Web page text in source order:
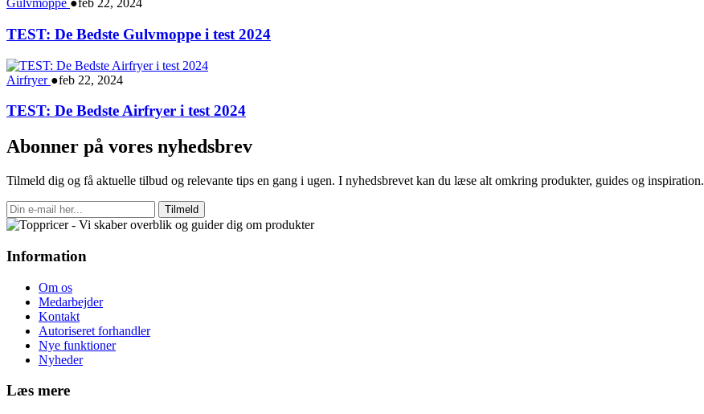
Gulvmoppe ●feb 22, 2024
TEST: De Bedste Gulvmoppe i test 2024
Airfryer ●feb 22, 2024
TEST: De Bedste Airfryer i test 2024
Abonner på vores nyhedsbrev
Tilmeld dig og få aktuelle tilbud og relevante tips en gang i ugen. I nyhedsbrevet kan du læse alt omkring produkter, guides og inspiration.
Tilmeld
Information
Om os
Medarbejder
Kontakt
Autoriseret forhandler
Nye funktioner
Nyheder
Læs mere